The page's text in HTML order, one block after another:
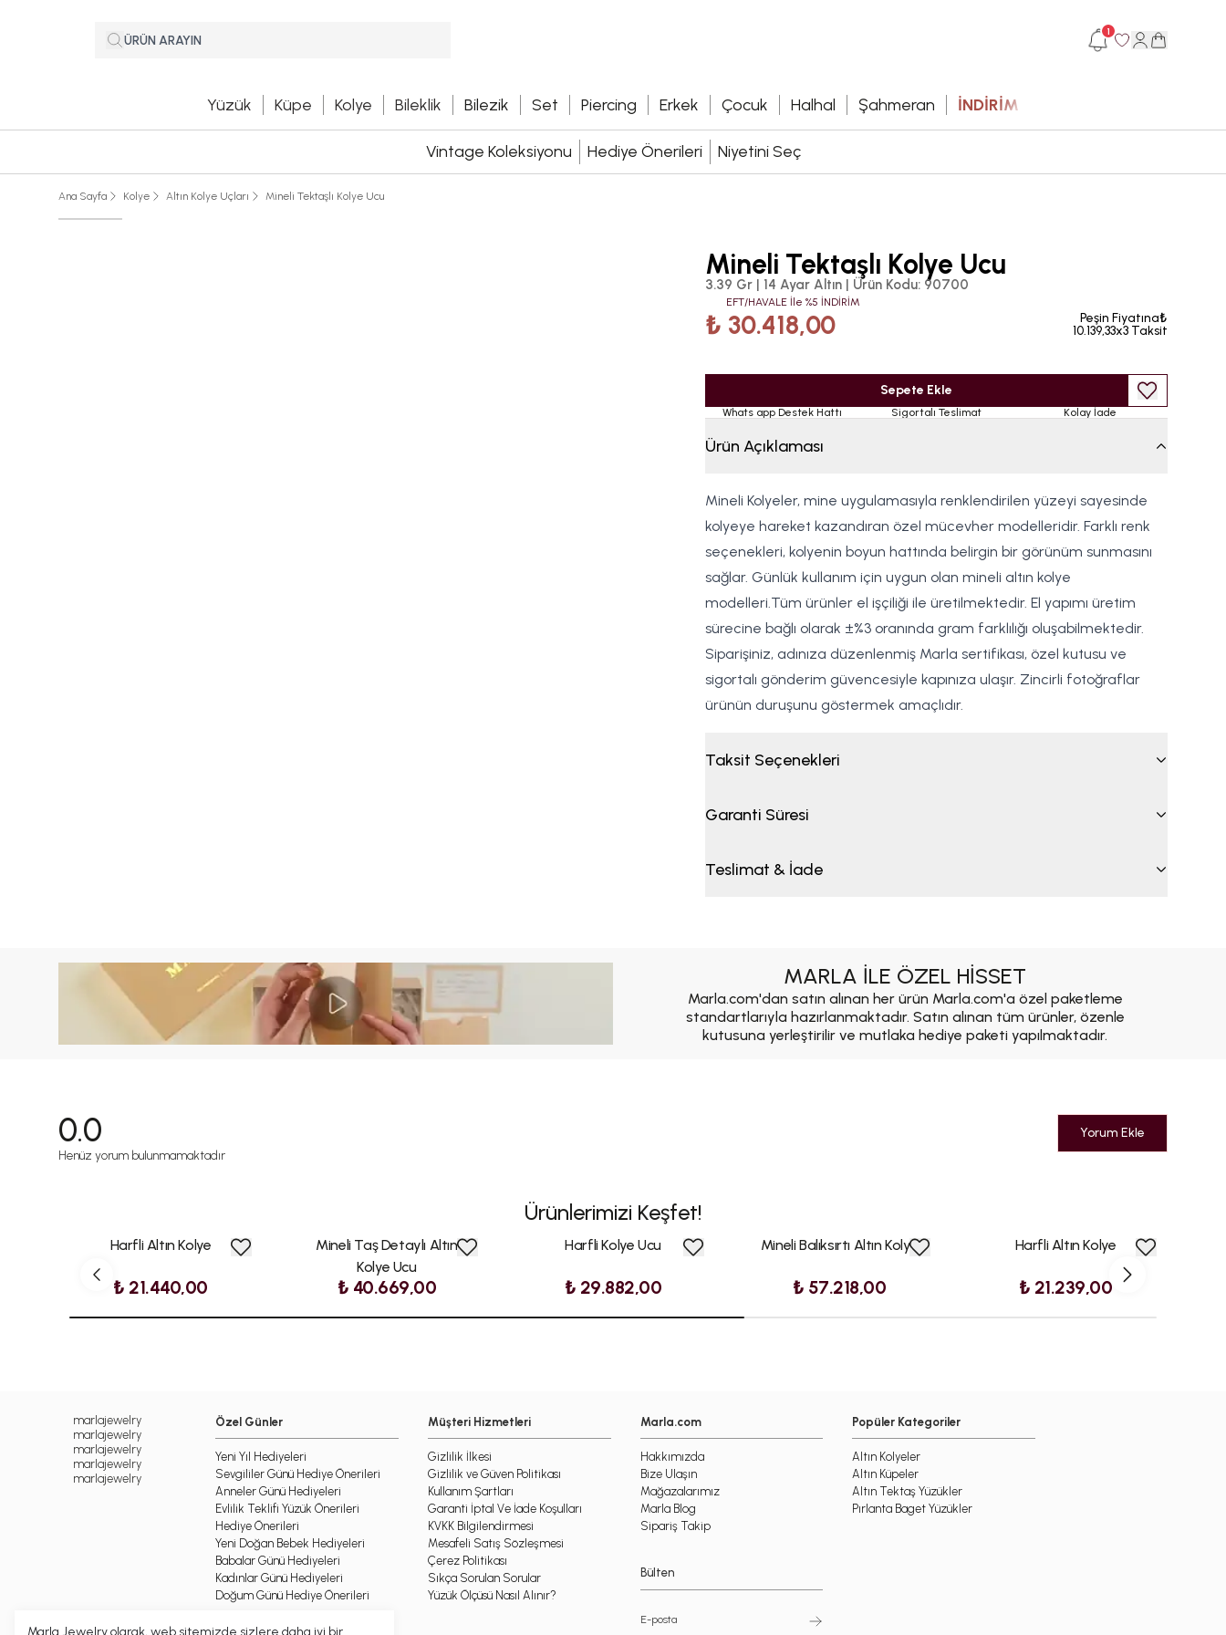
Marla Jewelry olarak, web sitemizde sizlere daha iyi bir
1
Yüzük Küpe Kolye Bileklik Bilezik Set Piercing Erkek Çocuk Halhal Şahmeran İNDİRİM
Vintage Koleksiyonu Hediye Önerileri Niyetini Seç
Ana Sayfa Kolye Altın Kolye Uçları Mineli Tektaşlı Kolye Ucu
Mineli Tektaşlı Kolye Ucu
3.39 Gr | 14 Ayar Altın | Ürün Kodu: 90700
EFT/HAVALE İle %5 İNDİRİM
₺ 30.418,00
Peşin Fiyatına₺
10.139,33x3 Taksit
Sepete Ekle
Whats app Destek Hattı Sigortalı Teslimat Kolay İade
Ürün Açıklaması
Mineli Kolyeler, mine uygulamasıyla renklendirilen yüzeyi sayesinde
kolyeye hareket kazandıran özel mücevher modelleridir. Farklı renk
seçenekleri, kolyenin boyun hattında belirgin bir görünüm sunmasını
sağlar. Günlük kullanım için uygun olan mineli altın kolye
modelleri.Tüm ürünler el işçiliği ile üretilmektedir. El yapımı üretim
sürecine bağlı olarak ±%3 oranında gram farklılığı oluşabilmektedir.
Siparişiniz, adınıza düzenlenmiş Marla sertifikası, özel kutusu ve
sigortalı gönderim güvencesiyle kapınıza ulaşır. Zincirli fotoğraflar
ürünün duruşunu göstermek amaçlıdır.
Taksit Seçenekleri
Garanti Süresi
Teslimat & İade
MARLA İLE ÖZEL HİSSET
Marla.com'dan satın alınan her ürün Marla.com'a özel paketleme
standartlarıyla hazırlanmaktadır. Satın alınan tüm ürünler, özenle
kutusuna yerleştirilir ve mutlaka hediye paketi yapılmaktadır.
0.0
Henüz yorum bulunmamaktadır
Yorum Ekle
Ürünlerimizi Keşfet!
Harfli Altın Kolye
₺ 21.440,00
Mineli Taş Detaylı Altın
Kolye Ucu
₺ 40.669,00
Harfli Kolye Ucu
₺ 29.882,00
Mineli Balıksırtı Altın Kolye
₺ 57.218,00
Harfli Altın Kolye
₺ 21.239,00
marlajewelry
marlajewelry
marlajewelry
marlajewelry
marlajewelry
Özel Günler
Yeni Yıl Hediyeleri
Sevgililer Günü Hediye Önerileri
Anneler Günü Hediyeleri
Evlilik Teklifi Yüzük Önerileri
Hediye Önerileri
Yeni Doğan Bebek Hediyeleri
Babalar Günü Hediyeleri
Kadınlar Günü Hediyeleri
Doğum Günü Hediye Önerileri
Müşteri Hizmetleri
Gizlilik İlkesi
Gizlilik ve Güven Politikası
Kullanım Şartları
Garanti İptal Ve İade Koşulları
KVKK Bilgilendirmesi
Mesafeli Satış Sözleşmesi
Çerez Politikası
Sıkça Sorulan Sorular
Yüzük Ölçüsü Nasıl Alınır?
Marla.com
Hakkımızda
Bize Ulaşın
Mağazalarımız
Marla Blog
Sipariş Takip
Bülten
Popüler Kategoriler
Altın Kolyeler
Altın Küpeler
Altın Tektaş Yüzükler
Pırlanta Baget Yüzükler